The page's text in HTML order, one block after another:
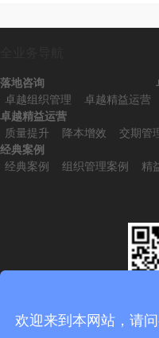
落地咨询
卓越组织管理
卓越精益运营
卓越精益运营
质量提升
降本增效 交期管
经典案例
经典案例
组织管理案例 精
欢迎来到本网站，请